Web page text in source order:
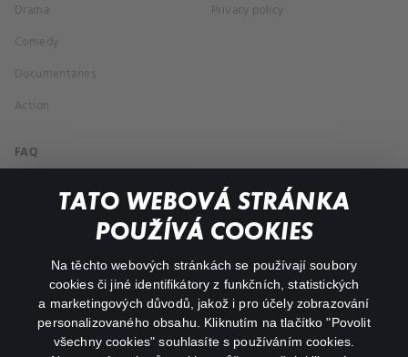
TATO WEBOVÁ STRÁNKA
POUŽÍVÁ COOKIES
Na těchto webových stránkách se používají soubory
cookies či jiné identifikátory z funkčních, statistických
a marketingových důvodů, jakož i pro účely zobrazování
personalizovaného obsahu. Kliknutím na tlačítko "Povolit
všechny cookies" souhlasíte s používáním cookies.
Drama
Comedy
Documentaries
Action
Privacy policy
FAQ
My profile
facebookinstagram
youtube